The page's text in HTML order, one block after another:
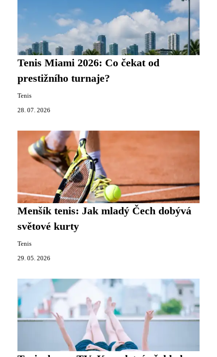
Tenis Miami 2026: Co čekat od
prestižního turnaje?
Tenis
28. 07. 2026
Menšík tenis: Jak mladý Čech dobývá
světové kurty
Tenis
29. 05. 2026